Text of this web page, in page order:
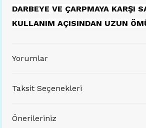
DARBEYE VE ÇARPMAYA KARŞI
KULLANIM AÇISINDAN UZUN
Yorumlar
Taksit Seçenekleri
Önerileriniz